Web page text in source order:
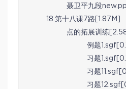
聂卫平九段
18.第十八课7路[1.87M]
点的拓展训练
例题
习题
习题
习题